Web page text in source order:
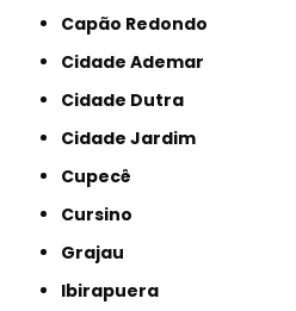
Capão Redondo
Cidade Ademar
Cidade Dutra
Cidade Jardim
Cupecê
Cursino
Grajau
Ibirapuera